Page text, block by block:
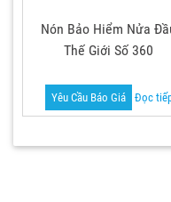
Nón Bảo Hiểm Nửa
Thế Giới Số 360
Yêu Cầu Báo Giá Đọc